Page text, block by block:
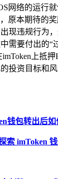
网络的运行
原本期待的
现违规行为
需要付出的
上抵
投资目标和
钱包转出后
索 imToken